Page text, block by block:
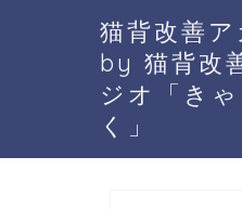
猫背改善
by 猫背改
ジオ「き
く」